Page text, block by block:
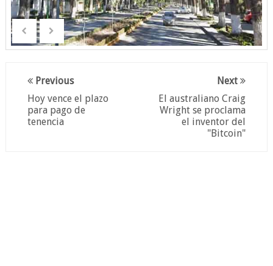
Next
El australiano Craig
Wright se proclama
el inventor del
"Bitcoin"
Previous
Hoy vence el plazo
para pago de
tenencia